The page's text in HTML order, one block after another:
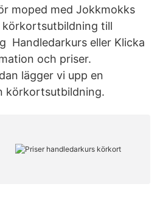
moped med Jokkmokks
körkortsutbildning till
Handledarkurs eller Klicka
och priser.
lägger vi upp en
körkortsutbildning.